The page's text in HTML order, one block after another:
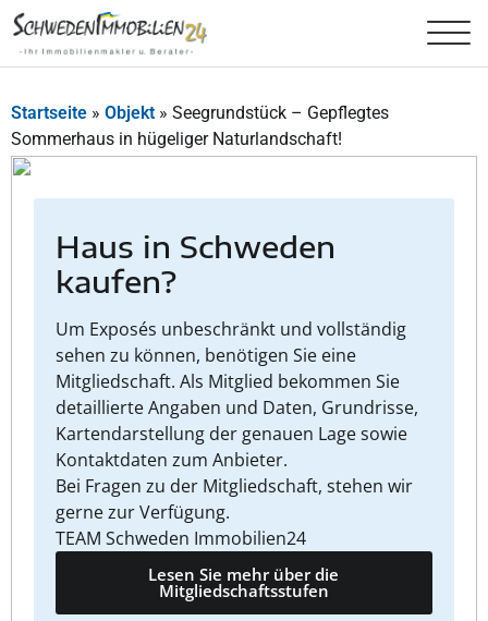
Startseite » Objekt » Seegrundstück – Gepflegtes
Sommerhaus in hügeliger Naturlandschaft!
Haus in Schweden
kaufen?
Um Exposés unbeschränkt und vollständig
sehen zu können, benötigen Sie eine
Mitgliedschaft. Als Mitglied bekommen Sie
detaillierte Angaben und Daten, Grundrisse,
Kartendarstellung der genauen Lage sowie
Kontaktdaten zum Anbieter.
Bei Fragen zu der Mitgliedschaft, stehen wir
gerne zur Verfügung.
TEAM Schweden Immobilien24
Lesen Sie mehr über die
Mitgliedschaftsstufen